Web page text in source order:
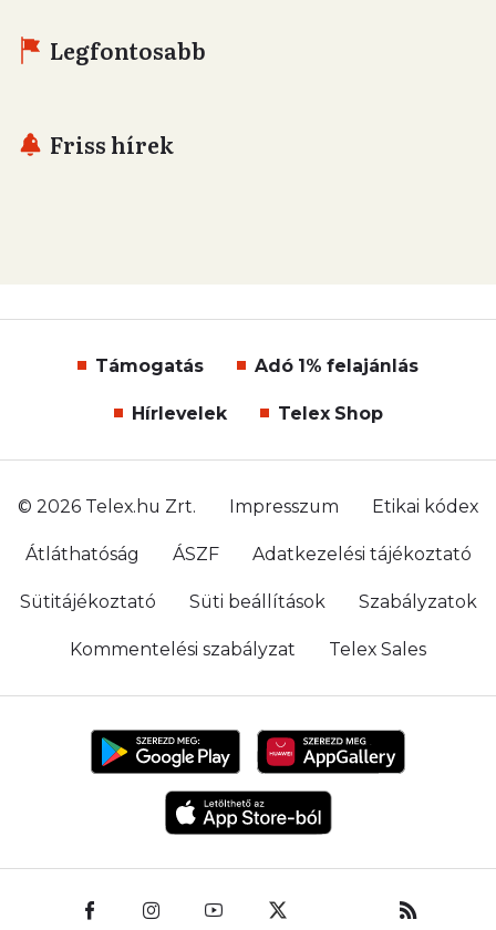
Legfontosabb
Friss hírek
Támogatás Adó 1% felajánlás
Hírlevelek Telex Shop
© 2026 Telex.hu Zrt. Impresszum Etikai kódex
Átláthatóság ÁSZF Adatkezelési tájékoztató
Sütitájékoztató Süti beállítások Szabályzatok
Kommentelési szabályzat Telex Sales